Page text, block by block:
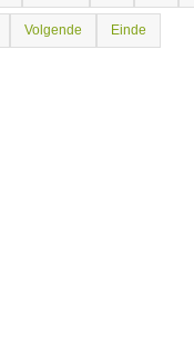
Volgende Einde